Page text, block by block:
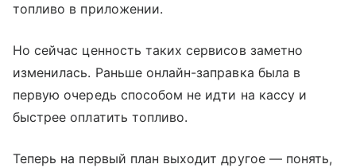
топливо в приложении.
Но сейчас ценность таких сервисов заметно
изменилась. Раньше онлайн-заправка была в
первую очередь способом не идти на кассу и
быстрее оплатить топливо.
Теперь на первый план выходит другое — понять,